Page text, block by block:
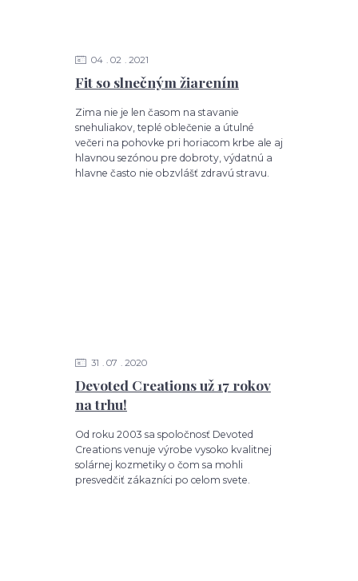
Fit so slnečným žiarením
04 02 2021
Zima nie je len časom na stavanie
snehuliakov, teplé oblečenie a útulné
večeri na pohovke pri horiacom krbe ale aj
hlavnou sezónou pre dobroty, výdatnú a
hlavne často nie obzvlášť zdravú stravu.
Devoted Creations už 17 rokov
na trhu!
31 07 2020
Od roku 2003 sa spoločnosť Devoted
Creations venuje výrobe vysoko kvalitnej
solárnej kozmetiky o čom sa mohli
presvedčiť zákazníci po celom svete.